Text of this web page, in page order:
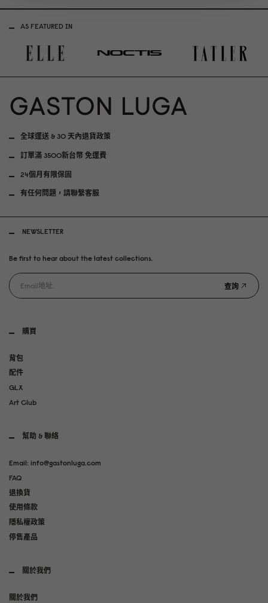
AS FEATURED IN
全球運送 & 30 天內退貨政策
訂單滿 3500新台幣 免運費
24個月有限保固
有任何問題，請聯繫客服
購買
背包
配件
GLX
Art Club
幫助 & 聯絡
Email: info@gastonluga.com
FAQ
退換貨
使用條款
隱私權政策
停售產品
關於我們
關於我們
NEWSLETTER
Be first to hear about the latest collections.
查詢